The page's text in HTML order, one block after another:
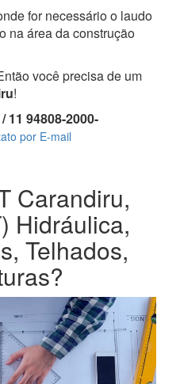
for necessário o laudo
na área da construção
você precisa de um
!
11 94808-2000-
por E-mail
Carandiru,
Hidráulica,
Telhados,